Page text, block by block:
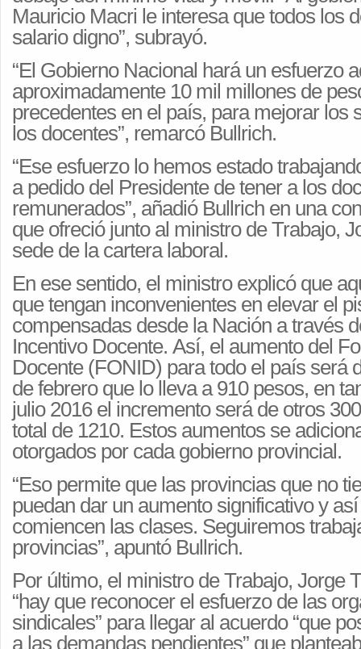
Mauricio Macri le interesa que todos los
salario digno”, subrayó.
“El Gobierno Nacional hará un esfuerzo
aproximadamente 10 mil millones de
precedentes en el país, para mejorar los
los docentes”, remarcó Bullrich.
“Ese esfuerzo lo hemos estado
a pedido del Presidente de tener a los
remunerados”, añadió Bullrich en una
que ofreció junto al ministro de Trabajo,
sede de la cartera laboral.
En ese sentido, el ministro explicó que
que tengan inconvenientes en elevar el
compensadas desde la Nación a través
Incentivo Docente. Así, el aumento del
Docente (FONID) para todo el país será
de febrero que lo lleva a 910 pesos, en
julio 2016 el incremento será de otros
total de 1210. Estos aumentos se
otorgados por cada gobierno provincial.
“Eso permite que las provincias que no
puedan dar un aumento significativo y
comiencen las clases. Seguiremos
provincias”, apuntó Bullrich.
Por último, el ministro de Trabajo, Jorge
“hay que reconocer el esfuerzo de las
sindicales” para llegar al acuerdo “que
a las demandas pendientes” que